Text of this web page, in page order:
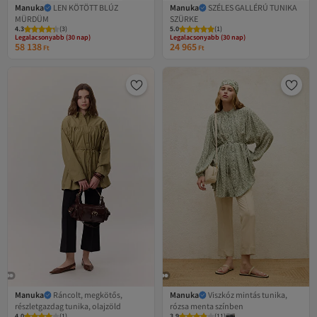
Manuka
LEN KÖTÖTT BLÚZ
MÜRDÜM
4.3 (3)
Legalacsonyabb (30 nap)
Ingyenes szállítás
Legalacsonyabb (30 nap)
58 138 Ft
Manuka
SZÉLES GALLÉRÚ TUNIKA
SZÜRKE
5.0 (1)
Legalacsonyabb (30 nap)
Ingyenes szállítás
Legalacsonyabb (30 nap)
24 965 Ft
Manuka
Ráncolt, megkötős,
részletgazdag tunika, olajzöld
Legalacsonyabb (30 nap)
Manuka
Viszkóz mintás tunika,
rózsa menta színben
Legalacsonyabb (30 nap)